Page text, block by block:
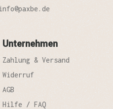
info@paxbe.de
Unternehmen
Zahlung & Versand
Widerruf
AGB
Hilfe / FAQ